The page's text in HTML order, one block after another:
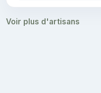
Voir plus d'artisans